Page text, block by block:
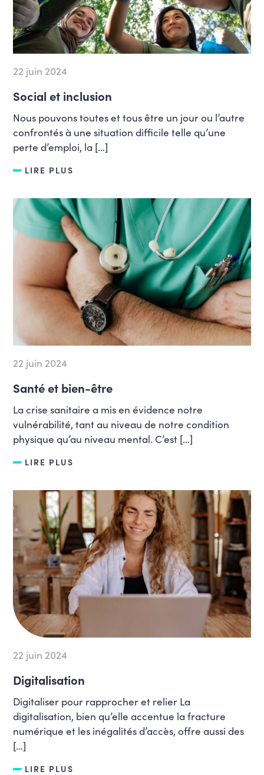
22 juin 2024
Social et inclusion
Nous pouvons toutes et tous être un jour ou l’autre
confrontés à une situation difficile telle qu’une
perte d’emploi, la […]
LIRE PLUS
22 juin 2024
Santé et bien-être
La crise sanitaire a mis en évidence notre
vulnérabilité, tant au niveau de notre condition
physique qu’au niveau mental. C’est […]
LIRE PLUS
22 juin 2024
Digitalisation
Digitaliser pour rapprocher et relier La
digitalisation, bien qu’elle accentue la fracture
numérique et les inégalités d’accès, offre aussi des
[…]
LIRE PLUS